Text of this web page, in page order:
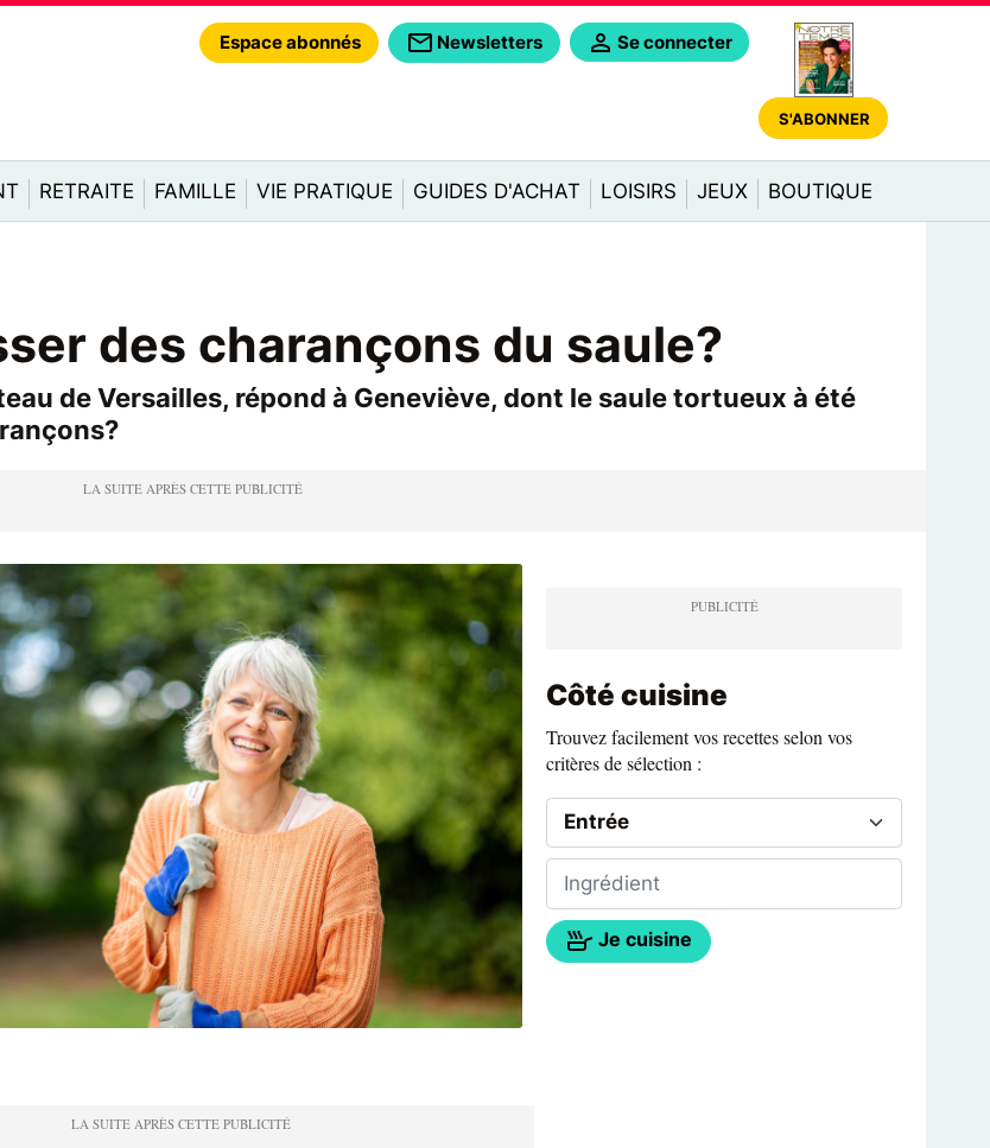
Espace abonnés Newsletters Se connecter
S'ABONNER
RETRAITE FAMILLE VIE PRATIQUE GUIDES D'ACHAT LOISIRS JEUX BOUTIQUE
des charançons du saule?
de Versailles, répond à Geneviève, dont le saule tortueux à été
Côté cuisine
Trouvez facilement vos recettes selon vos
critères de sélection :
Je cuisine